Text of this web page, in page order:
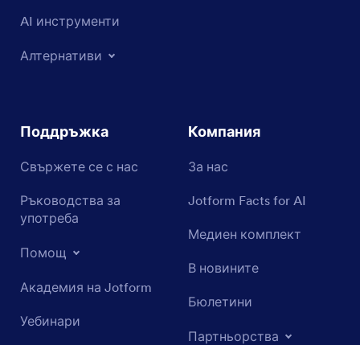
AI инструменти
Алтернативи
Поддръжка
Свържете се с нас
Ръководства за
употреба
Помощ
Академия на Jotform
Уебинари
Компания
За нас
Jotform Facts for AI
Медиен комплект
В новините
Бюлетини
Партньорства